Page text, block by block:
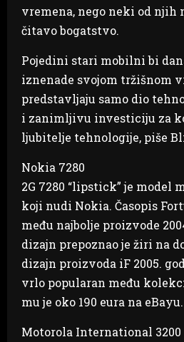
vremena, nego neki od njih
čitavo bogatstvo.
Pojedini stari mobilni bi
iznenade svojom tržišnom
predstavljaju samo dio
i zanimljivu investiciju za
ljubitelje tehnologije, piše
Nokia 7280
2G 7280 “lipstick” je model
koji nudi Nokia. Časopis
među najbolje proizvode
dizajn prepoznao je žiri na
dizajn proizvoda iF 2005.
vrlo popularan među
mu je oko 190 eura na eBayu.
Motorola International 3200